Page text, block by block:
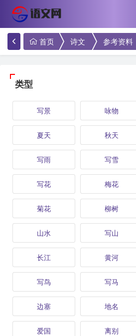
首页 诗文 参考资料
类型
写景 咏物
夏天 秋天
写雨 写雪
写花 梅花
菊花 柳树
山水 写山
长江 黄河
写鸟 写马
边塞 地名
爱国 离别